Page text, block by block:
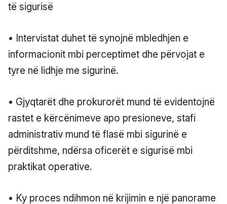
të sigurisë
• Intervistat duhet të synojnë mbledhjen e
informacionit mbi perceptimet dhe përvojat e
tyre në lidhje me sigurinë.
• Gjyqtarët dhe prokurorët mund të evidentojnë
rastet e kërcënimeve apo presioneve, stafi
administrativ mund të flasë mbi sigurinë e
përditshme, ndërsa oficerët e sigurisë mbi
praktikat operative.
• Ky proces ndihmon në krijimin e një panorame